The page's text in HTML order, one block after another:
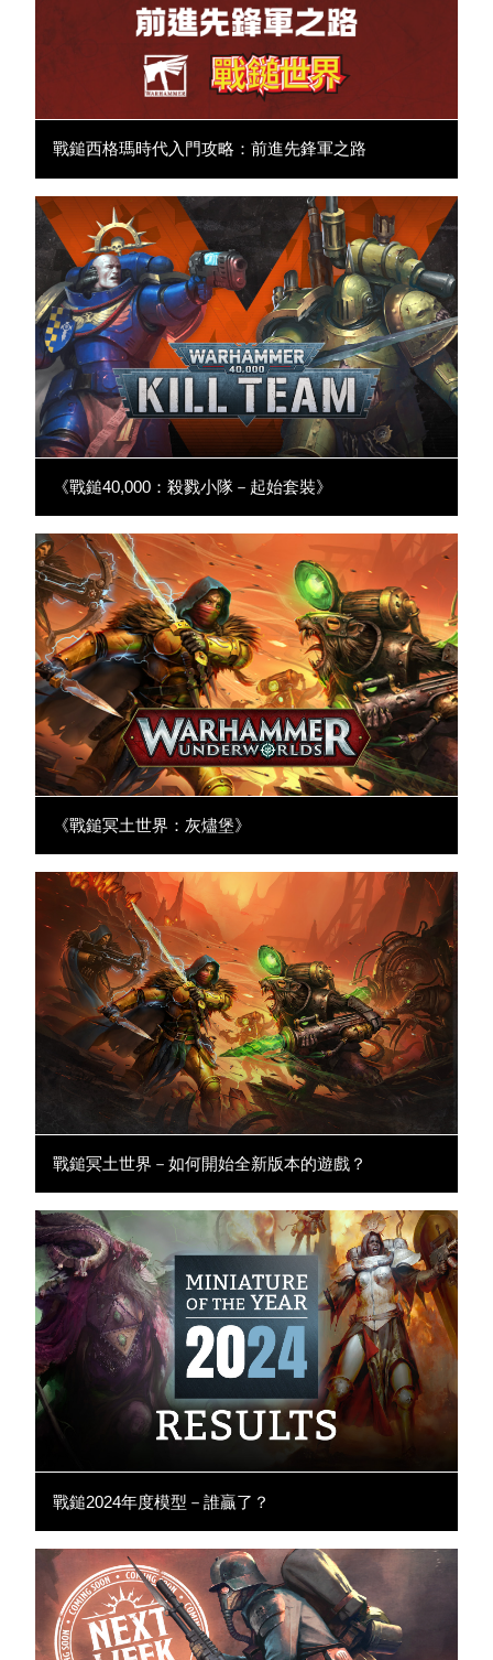
戰鎚西格瑪時代入門攻略：前進先鋒軍之路
《戰鎚40,000：殺戮小隊－起始套裝》
《戰鎚冥土世界：灰燼堡》
戰鎚冥土世界－如何開始全新版本的遊戲？
戰鎚2024年度模型－誰贏了？